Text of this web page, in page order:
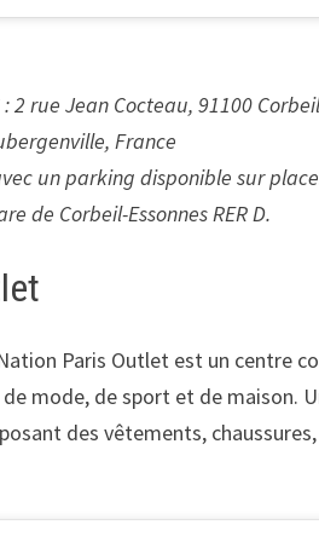
2 rue Jean Cocteau, 91100
France
un parking disponible sur
de Corbeil-Essonnes RER D.
Paris Outlet est un centre
mode, de sport et de maison.
des vêtements,